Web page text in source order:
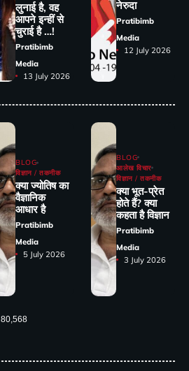
लुनाई है, वह
आपने इन्हीं से
चुराई है …!
Pratibimb
Media
13 July 2026
नेरुदा
Pratibimb
Media
12 July 2026
BLOG
विज्ञान / तकनीक
क्या ज्योतिष का
वैज्ञानिक
आधार है
Pratibimb
Media
5 July 2026
BLOG
आलेख विचार
विज्ञान / तकनीक
क्या भूत-प्रेत
होते हैं? क्या
कहता है विज्ञान
Pratibimb
Media
3 July 2026
80,568